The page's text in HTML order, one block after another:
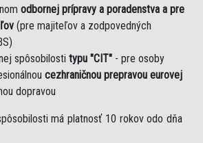
odbornej prípravy a poradenstva a pre
(pre majiteľov a zodpovedných
spôsobilosti typu "CIT" - pre osoby
cezhraničnou prepravou eurovej
dopravou
má platnosť 10 rokov odo dňa